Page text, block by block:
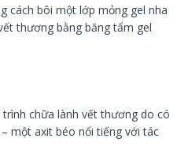
cách bôi một lớp mỏng gel nha
thương bằng băng tẩm gel
chữa lành vết thương do có
một axit béo nổi tiếng với tác